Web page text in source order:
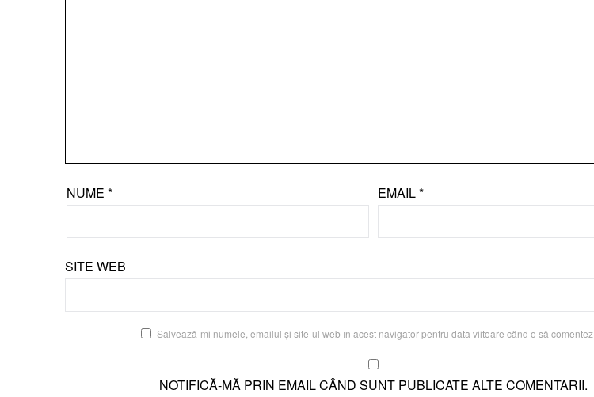
NUME * EMAIL*
SITE WEB
Salvează-mi numele, emailul și site-ul web în acest navigator pentru data viitoare când o să comentez.
NOTIFICĂ-MĂ PRIN EMAIL CÂND SUNT PUBLICATE ALTE COMENTARII.